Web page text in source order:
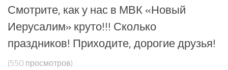
Смотрите, как у нас в МВК «Новый
Иерусалим» круто!!! Сколько
праздников! Приходите, дорогие друзья!
(550 просмотров)